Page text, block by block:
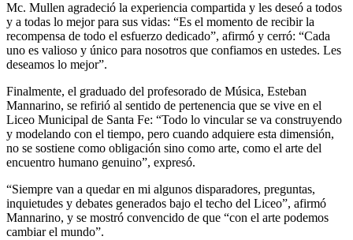
Mc. Mullen agradeció la experiencia compartida y les deseó a todos
y a todas lo mejor para sus vidas: “Es el momento de recibir la
recompensa de todo el esfuerzo dedicado”, afirmó y cerró: “Cada
uno es valioso y único para nosotros que confiamos en ustedes. Les
deseamos lo mejor”.
Finalmente, el graduado del profesorado de Música, Esteban
Mannarino, se refirió al sentido de pertenencia que se vive en el
Liceo Municipal de Santa Fe: “Todo lo vincular se va construyendo
y modelando con el tiempo, pero cuando adquiere esta dimensión,
no se sostiene como obligación sino como arte, como el arte del
encuentro humano genuino”, expresó.
“Siempre van a quedar en mi algunos disparadores, preguntas,
inquietudes y debates generados bajo el techo del Liceo”, afirmó
Mannarino, y se mostró convencido de que “con el arte podemos
cambiar el mundo”.